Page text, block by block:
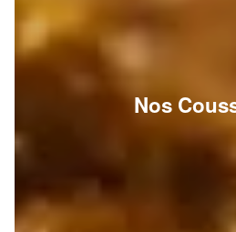
Nos